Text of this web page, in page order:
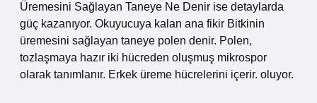
Üremesini Sağlayan Taneye Ne Denir ise detaylarda
güç kazanıyor. Okuyucuya kalan ana fikir Bitkinin
üremesini sağlayan taneye polen denir. Polen,
tozlaşmaya hazır iki hücreden oluşmuş mikrospor
olarak tanımlanır. Erkek üreme hücrelerini içerir. oluyor.